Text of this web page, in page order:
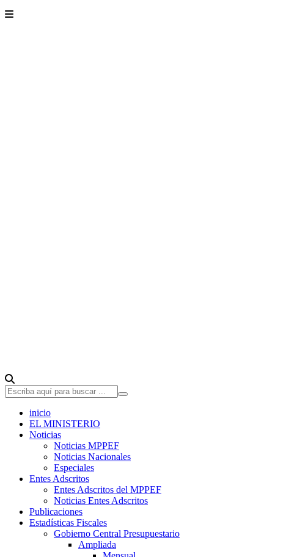
inicio
EL MINISTERIO
Noticias
Noticias MPPEF
Noticias Nacionales
Especiales
Entes Adscritos
Entes Adscritos del MPPEF
Noticias Entes Adscritos
Publicaciones
Estadísticas Fiscales
Gobierno Central Presupuestario
Ampliada